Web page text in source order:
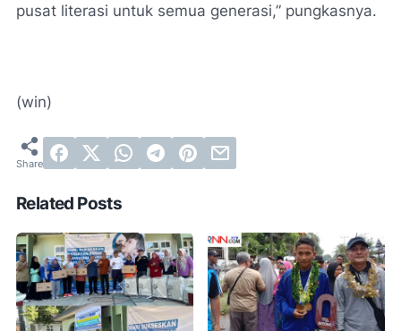
pusat literasi untuk semua generasi,” pungkasnya.
(win)
Related Posts